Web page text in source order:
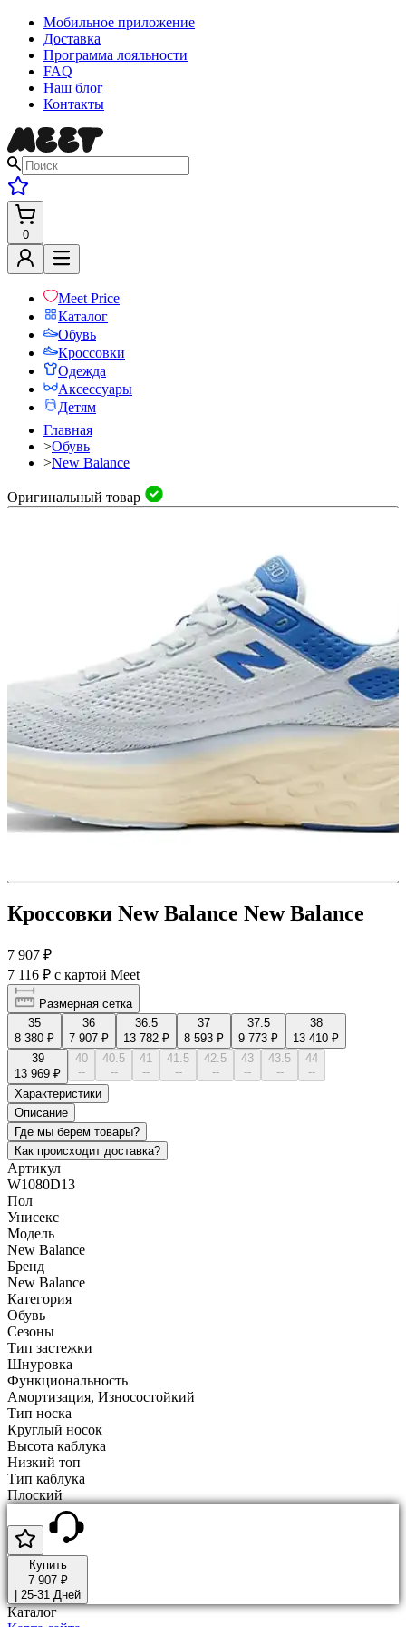
Мобильное приложение
Доставка
Программа лояльности
FAQ
Наш блог
Контакты
0
Meet Price
Каталог
Обувь
Кроссовки
Одежда
Аксессуары
Детям
Главная
>Обувь
>New Balance
Оригинальный товар
Кроссовки New Balance New Balance
7 907 ₽
7 116 ₽ с картой Meet
Размерная сетка
35
8 380 ₽
36
7 907 ₽
36.5
13 782 ₽
37
8 593 ₽
37.5
9 773 ₽
38
13 410 ₽
39
13 969 ₽
40
--
40.5
--
41
--
41.5
--
42.5
--
43
--
43.5
--
44
--
Характеристики
Описание
Где мы берем товары?
Как происходит доставка?
Артикул
W1080D13
Пол
Унисекс
Модель
New Balance
Бренд
New Balance
Категория
Обувь
Сезоны
Тип застежки
Шнуровка
Функциональность
Амортизация, Износостойкий
Тип носка
Круглый носок
Высота каблука
Низкий топ
Тип каблука
Плоский
Купить
7 907 ₽
25-31 Дней
Каталог